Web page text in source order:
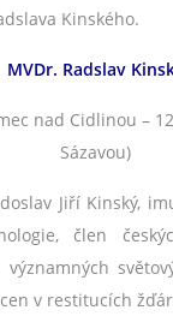
Kinského.
MVDr. Radslav
nad Cidlinou –
Sázavou)
Jiří Kinský,
člen
významných
v restitucích